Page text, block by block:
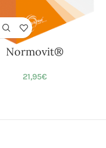
Normovit®
21,95€